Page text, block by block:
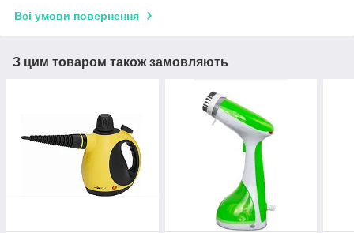
Всі умови повернення
З цим товаром також замовляють